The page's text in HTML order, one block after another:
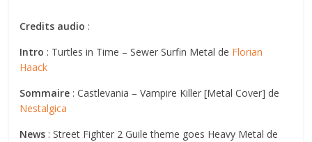
Credits audio :
Intro : Turtles in Time – Sewer Surfin Metal de Florian
Haack
Sommaire : Castlevania – Vampire Killer [Metal Cover] de
Nestalgica
News : Street Fighter 2 Guile theme goes Heavy Metal de